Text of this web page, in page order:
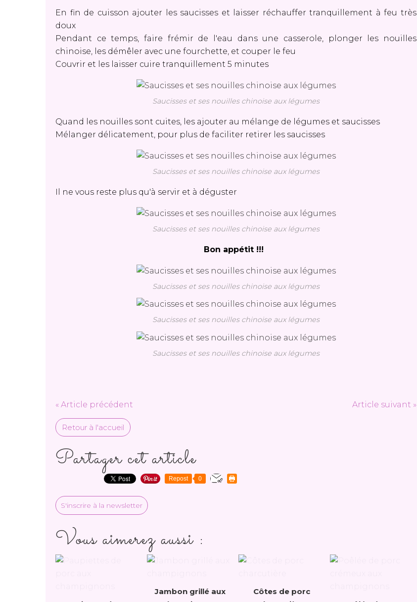
En fin de cuisson ajouter les saucisses et laisser réchauffer tranquillement à feu très
doux
Pendant ce temps, faire frémir de l'eau dans une casserole, plonger les nouilles
chinoise, les démêler avec une fourchette, et couper le feu
Couvrir et les laisser cuire tranquillement 5 minutes
Saucisses et ses nouilles chinoise aux légumes
Quand les nouilles sont cuites, les ajouter au mélange de légumes et saucisses
Mélanger délicatement, pour plus de faciliter retirer les saucisses
Saucisses et ses nouilles chinoise aux légumes
Il ne vous reste plus qu'à servir et à déguster
Saucisses et ses nouilles chinoise aux légumes
Bon appétit !!!
Saucisses et ses nouilles chinoise aux légumes
Saucisses et ses nouilles chinoise aux légumes
Saucisses et ses nouilles chinoise aux légumes
« Article précédent Article suivant »
Retour à l'accueil
Partager cet article
Repost 0
S'inscrire à la newsletter
Vous aimerez aussi :
Jambon grillé aux
Côtes de porc